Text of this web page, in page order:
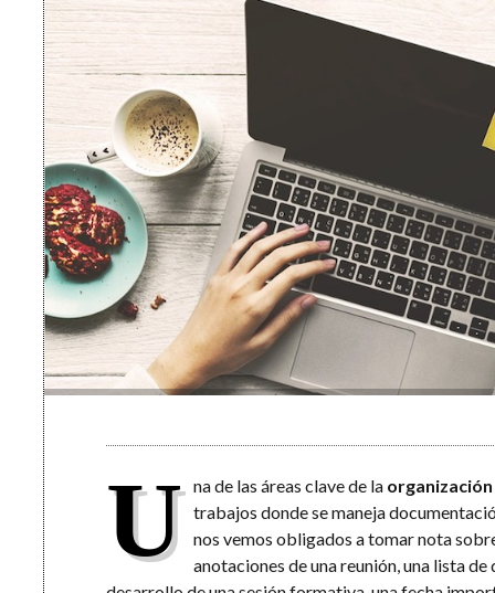
U na de las áreas clave de la
trabajos donde se maneja
nos vemos obligados a tomar nota
anotaciones de una reunión, una lista